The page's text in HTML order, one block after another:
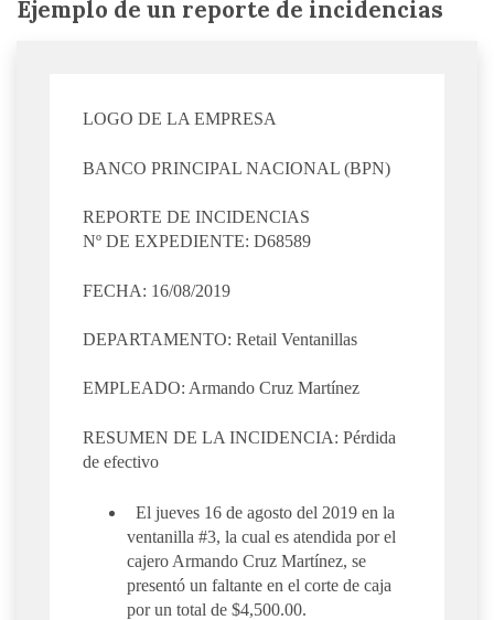
Ejemplo de un reporte de incidencias
LOGO DE LA EMPRESA
BANCO PRINCIPAL NACIONAL (BPN)
REPORTE DE INCIDENCIAS
Nº DE EXPEDIENTE: D68589
FECHA: 16/08/2019
DEPARTAMENTO: Retail Ventanillas
EMPLEADO: Armando Cruz Martínez
RESUMEN DE LA INCIDENCIA: Pérdida
de efectivo
El jueves 16 de agosto del 2019 en la
ventanilla #3, la cual es atendida por el
cajero Armando Cruz Martínez, se
presentó un faltante en el corte de caja
por un total de $4,500.00.